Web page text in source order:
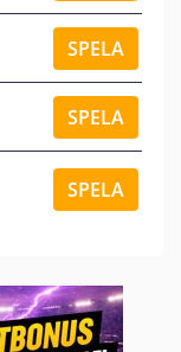
SPELA
SPELA
SPELA